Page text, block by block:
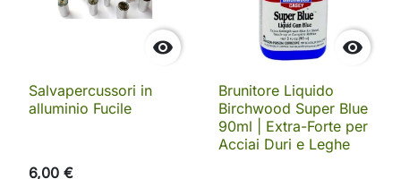

Salvapercussori in
alluminio Fucile
6,00 €

Brunitore Liquido
Birchwood Super Blue
90ml | Extra-Forte per
Acciai Duri e Leghe